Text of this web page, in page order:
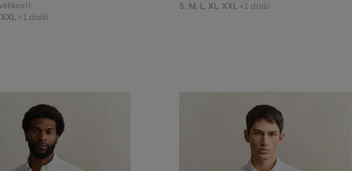
XXL +1 další
S, M, L, XL, XXL +1 další